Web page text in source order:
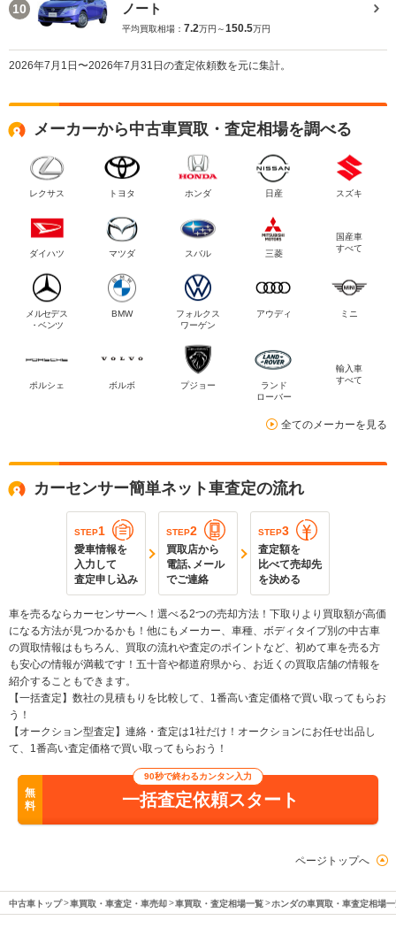
10 ノート
平均買取相場： 7.2万円～150.5万円
2026年7月1日〜2026年7月31日の査定依頼数を元に集計。
メーカーから中古車買取・査定相場を調べる
レクサス トヨタ ホンダ 日産 スズキ
ダイハツ マツダ スバル 三菱
国産車
すべて
メルセデス
・ベンツ
BMW
フォルクス
ワーゲン
アウディ ミニ
ポルシェ ボルボ プジョー
ランド
ローバー
輸入車
すべて
全てのメーカーを見る
カーセンサー簡単ネット車査定の流れ
STEP1
愛車情報を
入力して
査定申し込み
STEP2
買取店から
電話､メール
でご連絡
STEP3
査定額を
比べて売却先
を決める
車を売るならカーセンサーへ！選べる2つの売却方法！下取りより買取額が高価
になる方法が見つかるかも！他にもメーカー、車種、ボディタイプ別の中古車
の買取情報はもちろん、買取の流れや査定のポイントなど、初めて車を売る方
も安心の情報が満載です！五十音や都道府県から、お近くの買取店舗の情報を
紹介することもできます。
【一括査定】数社の見積もりを比較して、1番高い査定価格で買い取ってもらお
う！
【オークション型査定】連絡・査定は1社だけ！オークションにお任せ出品し
て、1番高い査定価格で買い取ってもらおう！
無
料
90秒で終わるカンタン入力
一括査定依頼スタート
ページトップへ
中古車トップ 車買取・車査定・車売却 車買取・査定相場一覧 ホンダの車買取・車査定相場